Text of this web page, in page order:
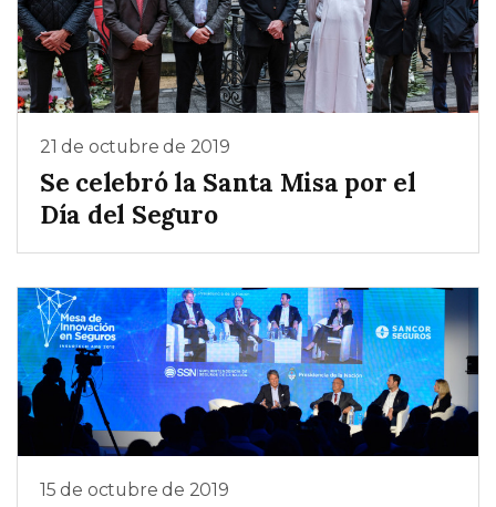
21 de octubre de 2019
Se celebró la Santa Misa por el
Día del Seguro
15 de octubre de 2019